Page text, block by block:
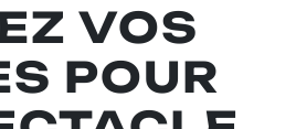
VOS
POUR